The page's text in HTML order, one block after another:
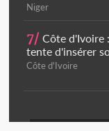
Niger
7/ Côte d'Ivoire
tente d'insérer
Côte d'Ivoire